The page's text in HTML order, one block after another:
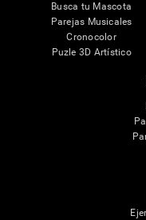
Busca tu Mascota
Parejas Musicales
Cronocolor
Puzle 3D Artístico